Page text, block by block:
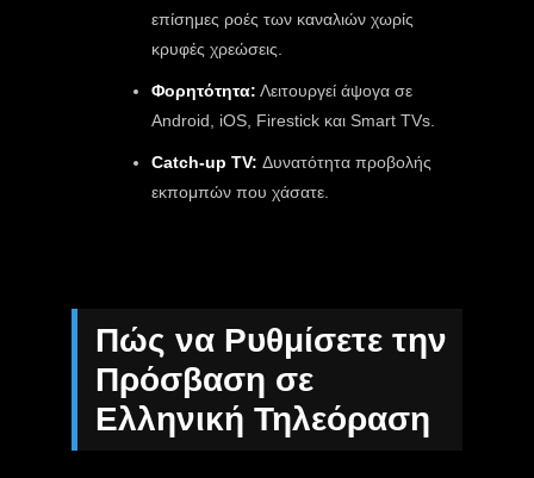
επίσημες ροές των καναλιών χωρίς
κρυφές χρεώσεις.
Φορητότητα: Λειτουργεί άψογα σε
Android, iOS, Firestick και Smart TVs.
Catch-up TV: Δυνατότητα προβολής
εκπομπών που χάσατε.
Πώς να Ρυθμίσετε την
Πρόσβαση σε
Ελληνική Τηλεόραση